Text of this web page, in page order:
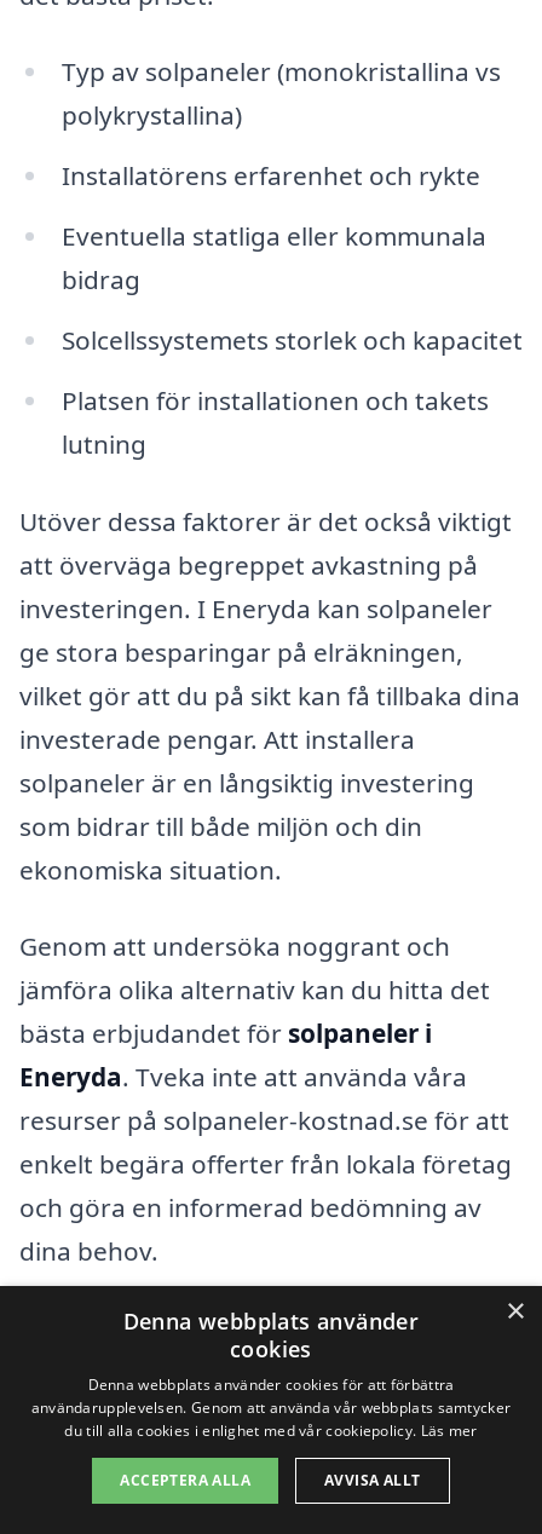
Typ av solpaneler (monokristallina vs
polykrystallina)
Installatörens erfarenhet och rykte
Eventuella statliga eller kommunala
bidrag
Solcellssystemets storlek och kapacitet
Platsen för installationen och takets
lutning
Utöver dessa faktorer är det också viktigt
att överväga begreppet avkastning på
investeringen. I Eneryda kan solpaneler
ge stora besparingar på elräkningen,
vilket gör att du på sikt kan få tillbaka dina
investerade pengar. Att installera
solpaneler är en långsiktig investering
som bidrar till både miljön och din
ekonomiska situation.
Genom att undersöka noggrant och
jämföra olika alternativ kan du hitta det
bästa erbjudandet för solpaneler i
Eneryda. Tveka inte att använda våra
resurser på solpaneler-kostnad.se för att
enkelt begära offerter från lokala företag
och göra en informerad bedömning av
dina behov.
Få 3 erbjudanden, gratis och utan
förpliktelser
Sök efter en
×
Denna webbplats använder
cookies
Denna webbplats använder cookies för att förbättra
användarupplevelsen. Genom att använda vår webbplats samtycker
du till alla cookies i enlighet med vår cookiepolicy. Läs mer
ACCEPTERA ALLA AVVISA ALLT